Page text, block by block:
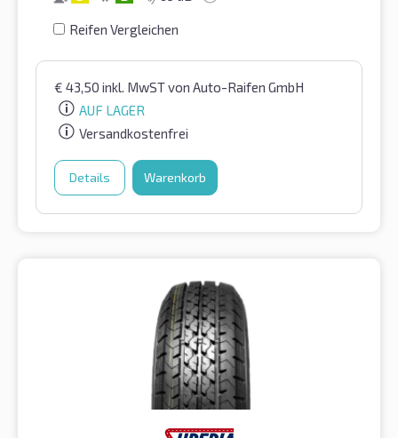
Reifen Vergleichen
€ 43,50 inkl. MwSTvon Auto-Raifen GmbH
AUF LAGER
Versandkostenfrei
Details Warenkorb